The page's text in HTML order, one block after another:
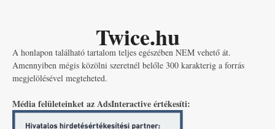
Twice.hu
A honlapon található tartalom teljes egészében NEM vehető át.
Amennyiben mégis közölni szeretnél belőle 300 karakterig a forrás
megjelölésével megteheted.
Média felületeinket az AdsInteractive értékesíti: